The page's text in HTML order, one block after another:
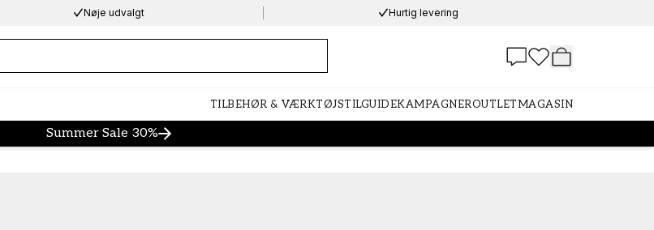
Nøje udvalgt Hurtig levering
TILBEHØR & VÆRKTØJSTILGUIDEKAMPAGNEROUTLETMAGASIN
Summer Sale 30%